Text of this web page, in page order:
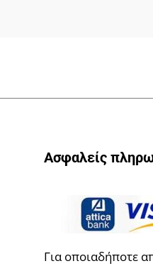
Ασφαλείς
Για οποιαδήποτε